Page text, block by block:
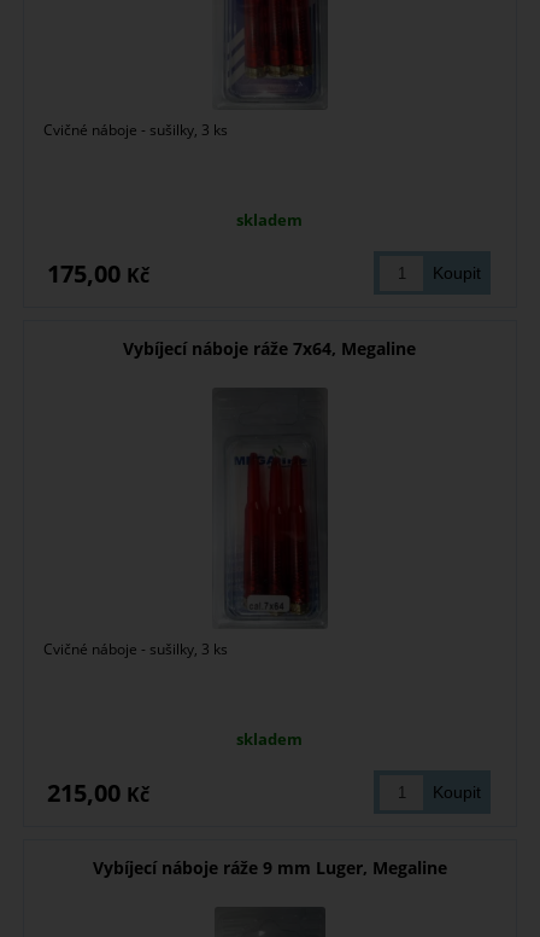
Cvičné náboje - sušilky, 3 ks
skladem
175,00 Kč
Vybíjecí náboje ráže 7x64, Megaline
Cvičné náboje - sušilky, 3 ks
skladem
215,00 Kč
Vybíjecí náboje ráže 9 mm Luger, Megaline